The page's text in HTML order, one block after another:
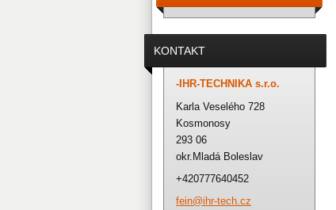
KONTAKT
-IHR-TECHNIKA s.r.o.
Karla Veselého 728
Kosmonosy
293 06
okr.Mladá Boleslav
+420777640452
fein@ihr-tech.cz